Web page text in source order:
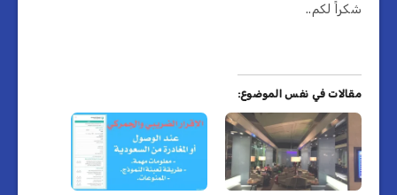
شكراً لكم..
مقالات في نفس الموضوع: